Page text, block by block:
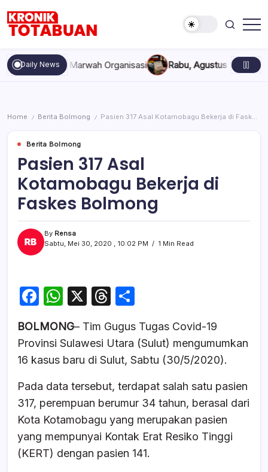
content
Totabuan
hari
ini
Kronik
Daily News
dan Marwah Organisasi Rabu, Agustus 5, 2026 , 11:44
Home / Berita Bolmong / Pasien 317 Asal Kotamobagu Bekerja di Faskes Bolmong
Berita Bolmong
Pasien 317 Asal
Kotamobagu Bekerja di
Faskes Bolmong
By Rensa
Sabtu, Mei 30, 2020 , 10:02 PM
1 Min Read
F
c
e
o
o
k
W
at
s
p
p
X
T
e
a
s
ar
e
BOLMONG– Tim Gugus Tugas Covid-19
Provinsi Sulawesi Utara (Sulut) mengumumkan
16 kasus baru di Sulut, Sabtu (30/5/2020).
Pada data tersebut, terdapat salah satu pasien
317, perempuan berumur 34 tahun, berasal dari
Kota Kotamobagu yang merupakan pasien
yang mempunyai Kontak Erat Resiko Tinggi
(KERT) dengan pasien 141.